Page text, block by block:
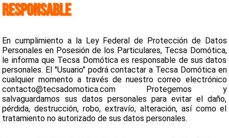
RESPONSABLE
En cumplimiento a la Ley Federal de Protección de Datos
Personales en Posesión de los Particulares, Tecsa Domótica,
le informa que Tecsa Domótica es responsable de sus datos
personales. El "Usuario" podrá contactar a Tecsa Domótica en
cualquier momento a través de nuestro correo electrónico
contacto@tecsadomotica.com Protegemos y
salvaguardamos sus datos personales para evitar el daño,
pérdida, destrucción, robo, extravío, alteración, así como el
tratamiento no autorizado de sus datos personales.